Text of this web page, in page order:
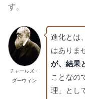
す。
チャールズ・
ダーウィン
進化とは
はありま
が、結果
ことなの
理」とし